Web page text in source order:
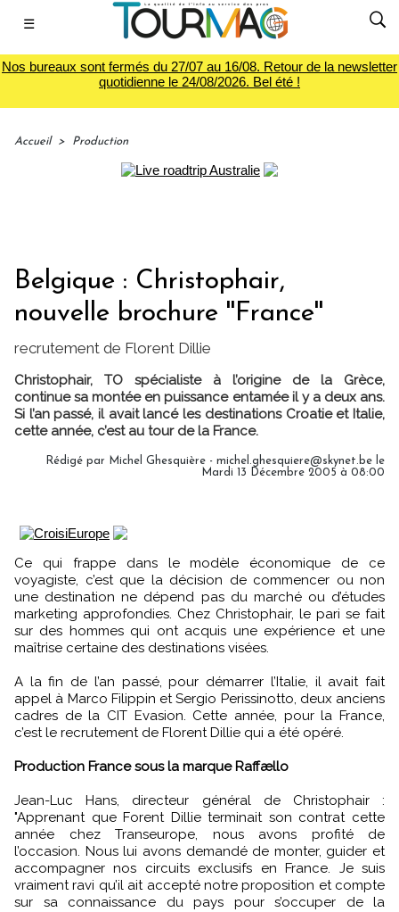
☰
Nos bureaux sont fermés du 27/07 au 16/08. Retour de la newsletter
quotidienne le 24/08/2026. Bel été !
Accueil > Production
Belgique : Christophair,
nouvelle brochure ''France''
recrutement de Florent Dillie
Christophair, TO spécialiste à l’origine de la Grèce,
continue sa montée en puissance entamée il y a deux ans.
Si l’an passé, il avait lancé les destinations Croatie et Italie,
cette année, c’est au tour de la France.
Rédigé par Michel Ghesquière - michel.ghesquiere@skynet.be le
Mardi 13 Décembre 2005 à 08:00
Ce qui frappe dans le modèle économique de ce
voyagiste, c’est que la décision de commencer ou non
une destination ne dépend pas du marché ou d’études
marketing approfondies. Chez Christophair, le pari se fait
sur des hommes qui ont acquis une expérience et une
maîtrise certaine des destinations visées.
A la fin de l’an passé, pour démarrer l’Italie, il avait fait
appel à Marco Filippin et Sergio Perissinotto, deux anciens
cadres de la CIT Evasion. Cette année, pour la France,
c’est le recrutement de Florent Dillie qui a été opéré.
Production France sous la marque Raffællo
Jean-Luc Hans, directeur général de Christophair :
"Apprenant que Forent Dillie terminait son contrat cette
année chez Transeurope, nous avons profité de
l’occasion. Nous lui avons demandé de monter, guider et
accompagner nos circuits exclusifs en France. Je suis
vraiment ravi qu’il ait accepté notre proposition et compte
sur sa connaissance du pays pour s’occuper de la